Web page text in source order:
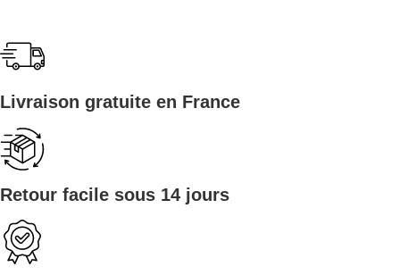
Livraison gratuite en France
Retour facile sous 14 jours